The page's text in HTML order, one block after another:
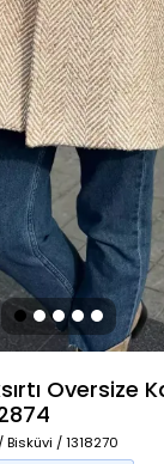
Oversize
Bisküvi / 1318270